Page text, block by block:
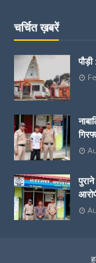
चर्चित ख़बरें